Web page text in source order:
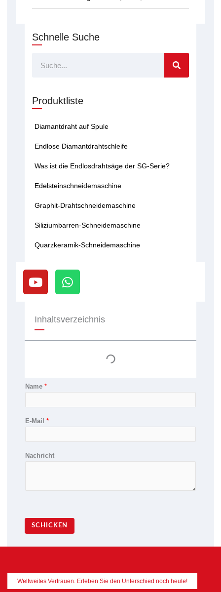
Schnelle Suche
Suche
Produktliste
Diamantdraht auf Spule
Endlose Diamantdrahtschleife
Was ist die Endlosdrahtsäge der SG-Serie?
Edelsteinschneidemaschine
Graphit-Drahtschneidemaschine
Siliziumbarren-Schneidemaschine
Quarzkeramik-Schneidemaschine
Y
o
u
u
b
e
W
h
a
s
p
Inhaltsverzeichnis
Name *
E-Mail *
Nachricht
SCHICKEN
Weltweites Vertrauen. Erleben Sie den Unterschied noch heute!